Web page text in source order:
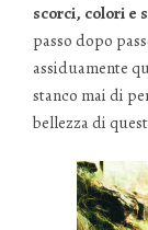
scorci, colori e
passo dopo
assiduamente
stanco mai di
bellezza di